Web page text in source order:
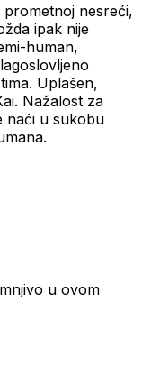
prometnoj nesreći,
ipak nije
human,
Uplašen,
Nažalost za
naći u sukobu
u ovom